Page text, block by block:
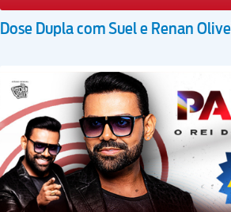
Dose Dupla com Suel e Renan